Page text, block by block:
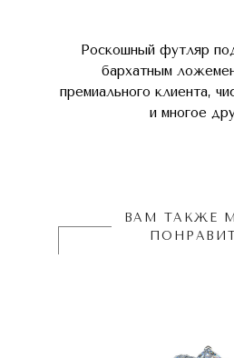
Роскошный футляр
бархатным
премиального клиента,
и многое
ВАМ ТАКЖЕ